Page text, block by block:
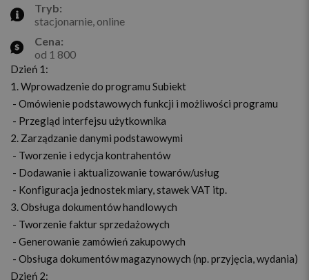
Tryb:
stacjonarnie, online
Cena:
od 1 800
Dzień 1:
1. Wprowadzenie do programu Subiekt
- Omówienie podstawowych funkcji i możliwości programu
- Przegląd interfejsu użytkownika
2. Zarządzanie danymi podstawowymi
- Tworzenie i edycja kontrahentów
- Dodawanie i aktualizowanie towarów/usług
- Konfiguracja jednostek miary, stawek VAT itp.
3. Obsługa dokumentów handlowych
- Tworzenie faktur sprzedażowych
- Generowanie zamówień zakupowych
- Obsługa dokumentów magazynowych (np. przyjęcia, wydania)
Dzień 2: